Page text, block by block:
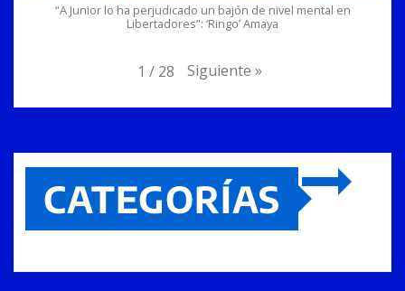
“A Junior lo ha perjudicado un bajón de nivel mental en
Libertadores”: ‘Ringo’ Amaya
1 / 28 Siguiente »
CATEGORÍAS